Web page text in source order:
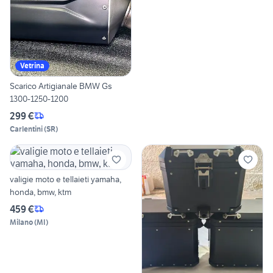
Vetrina
Scarico Artigianale BMW Gs
1300-1250-1200
299 €
Carlentini(SR)
valigie moto e tellaieti yamaha,
honda, bmw, ktm
459 €
Milano(MI)